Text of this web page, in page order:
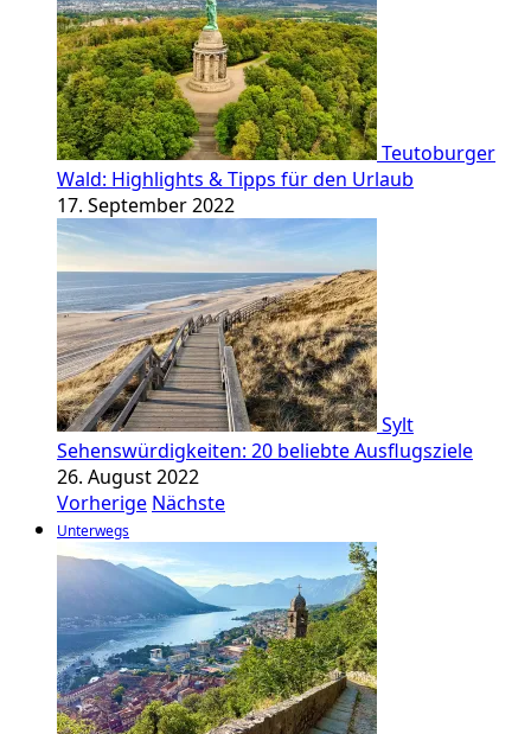
Teutoburger
Wald: Highlights & Tipps für den Urlaub
17. September 2022
Sylt
Sehenswürdigkeiten: 20 beliebte Ausflugsziele
26. August 2022
Vorherige Nächste
Unterwegs